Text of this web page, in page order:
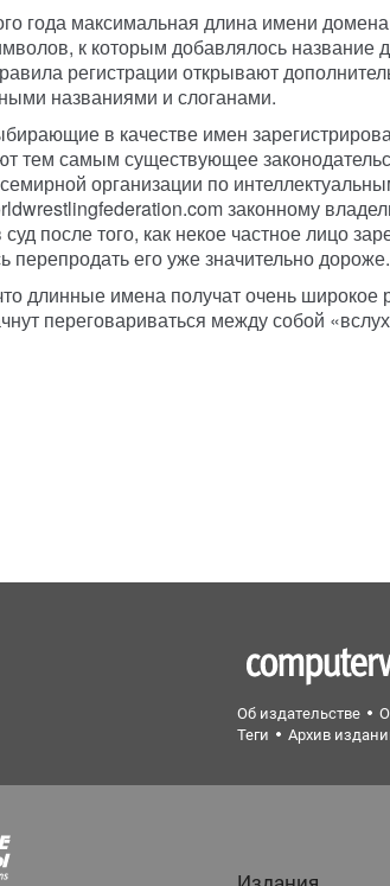
года максимальная длина имени
к которым добавлялось название
регистрации открывают
названиями и слоганами.
в качестве имен
тем самым существующее
организации по
законному
после того, как некое частное лицо
перепродать его уже значительно дороже.
длинные имена получат очень широкое
переговариваться между собой
Об издательстве
Теги
Архив